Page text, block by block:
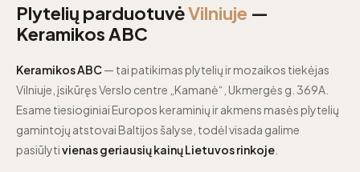
Plytelių parduotuvėVilniuje —
Keramikos ABC
Keramikos ABC— tai patikimas plytelių ir mozaikos tiekėjas
Vilniuje, įsikūręs Verslo centre „Kamanė“, Ukmergės g. 369A.
Esame tiesioginiai Europos keraminių ir akmens masės plytelių
gamintojų atstovai Baltijos šalyse, todėl visada galime
pasiūlytivienas geriausių kainų Lietuvos rinkoje